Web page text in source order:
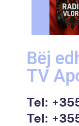
Bëj
TV
Tel:
Tel: